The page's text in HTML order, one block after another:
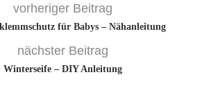
vorheriger Beitrag
für Babys – Nähanleitung
nächster Beitrag
Winterseife – DIY Anleitung